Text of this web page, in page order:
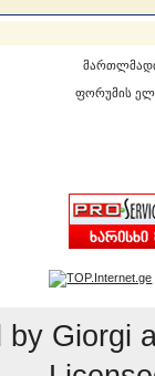
ფორუმის
Giorgi